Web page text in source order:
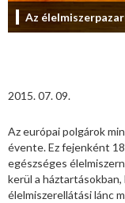
Az
2015. 07. 09.
Az európai polgárok
évente. Ez fejenként
egészséges
kerül a
élelmiszerellátási lánc